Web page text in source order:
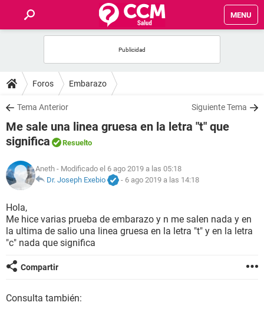
MENU
FOROS
SALUD
FAMILIA
NUTRICIÓN
SEXUALIDAD
Foros Embarazo
Tema Anterior Siguiente Tema
Me sale una linea gruesa en la letra "t" que
significa
Resuelto
Aneth - Modificado el 6 ago 2019 a las 05:18
Dr. Joseph Exebio
- 6 ago 2019 a las 14:18
Hola,
Me hice varias prueba de embarazo y n me salen nada y en
la ultima de salio una linea gruesa en la letra "t" y en la letra
"c" nada que significa
Compartir
Consulta también: